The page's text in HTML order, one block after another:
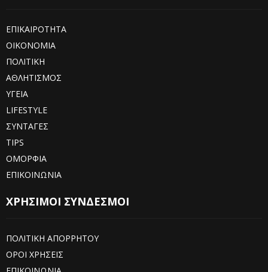
ΕΠΙΚΑΙΡΟΤΗΤΑ
ΟΙΚΟΝΟΜΙΑ
ΠΟΛΙΤΙΚΗ
ΑΘΛΗΤΙΣΜΟΣ
ΥΓΕΙΑ
LIFESTYLE
ΣΥΝΤΑΓΕΣ
TIPS
ΟΜΟΡΦΙΑ
ΕΠΙΚΟΙΝΩΝΙΑ
ΧΡΗΣΙΜΟΙ ΣΥΝΔΕΣΜΟΙ
ΠΟΛΙΤΙΚΗ ΑΠΟΡΡΗΤΟΥ
ΟΡΟΙ ΧΡΗΣΕΙΣ